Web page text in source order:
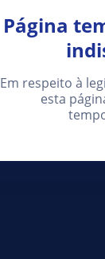
Página
Em respeito à
esta